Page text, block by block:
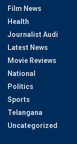
Film News
Health
Journalist Audi
Latest News
Movie Reviews
National
Politics
Sports
Telangana
Uncategorized